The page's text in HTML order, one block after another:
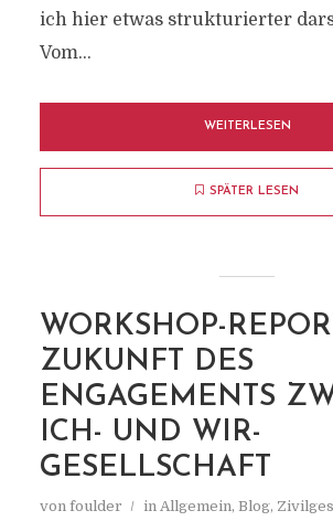
ich hier etwas strukturierter
Vom...
WEITERLESEN
SPÄTER LESEN
WORKSHOP-
ZUKUNFT DES
ENGAGEMENTS
ICH- UND WIR-
GESELLSCHAFT
von foulder in Allgemein, Blog,